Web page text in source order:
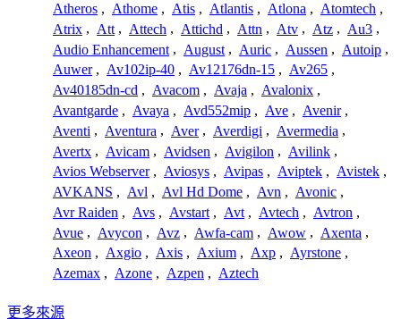
Atheros , Athome , Atis , Atlantis , Atlona , Atomtech ,
Atrix , Att , Attech , Attichd , Attn , Atv , Atz , Au3 ,
Audio Enhancement , August , Auric , Aussen , Autoip ,
Auwer , Av102ip-40 , Av12176dn-15 , Av265 ,
Av40185dn-cd , Avacom , Avaja , Avalonix ,
Avantgarde , Avaya , Avd552mip , Ave , Avenir ,
Aventi , Aventura , Aver , Averdigi , Avermedia ,
Avertx , Avicam , Avidsen , Avigilon , Avilink ,
Avios Webserver , Aviosys , Avipas , Aviptek , Avistek ,
AVKANS , Avl , Avl Hd Dome , Avn , Avonic ,
Avr Raiden , Avs , Avstart , Avt , Avtech , Avtron ,
Avue , Avycon , Avz , Awfa-cam , Awow , Axenta ,
Axeon , Axgio , Axis , Axium , Axp , Ayrstone ,
Azemax , Azone , Azpen , Aztech
更多來源